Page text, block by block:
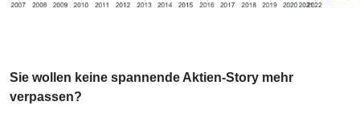
Sie wollen keine spannende Aktien-Story mehr
verpassen?